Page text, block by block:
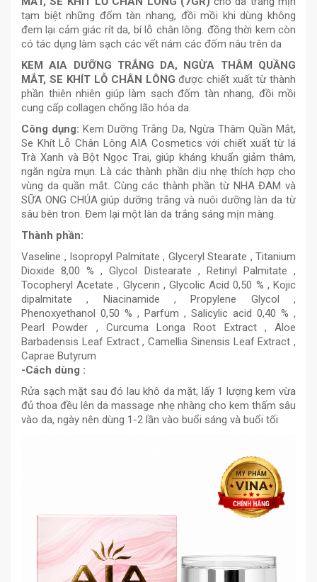
tạm biệt những đốm tàn nhang, đồi mồi khi dùng không
đem lại cảm giác rít da, bí lỗ chân lông. đồng thời kem còn
có tác dụng làm sạch các vết nám các đốm nâu trên da
KEM AIA DƯỠNG TRẮNG DA, NGỪA THÂM QUẦNG
MẮT, SE KHÍT LỖ CHÂN LÔNG được chiết xuất từ thành
phần thiên nhiên giúp làm sạch đốm tàn nhang, đồi mồi
cung cấp collagen chống lão hóa da.
Công dụng: Kem Dưỡng Trắng Da, Ngừa Thâm Quần Mắt,
Se Khít Lỗ Chân Lông AIA Cosmetics với chiết xuất từ lá
Trà Xanh và Bột Ngọc Trai, giúp kháng khuẩn giảm thâm,
ngăn ngừa mụn. Là các thành phần dịu nhẹ thích hợp cho
vùng da quần mắt. Cùng các thành phần từ NHA ĐAM và
SỮA ONG CHÚA giúp dưỡng trắng và nuôi dưỡng làn da từ
sâu bên tron. Đem lại một làn da trắng sáng mịn màng.
Thành phần:
Vaseline , Isopropyl Palmitate , Glyceryl Stearate , Titanium
Dioxide 8,00 % , Glycol Distearate , Retinyl Palmitate ,
Tocopheryl Acetate , Glycerin , Glycolic Acid 0,50 % , Kojic
dipalmitate , Niacinamide , Propylene Glycol ,
Phenoxyethanol 0,50 % , Parfum , Salicylic acid 0,40 % ,
Pearl Powder , Curcuma Longa Root Extract , Aloe
Barbadensis Leaf Extract , Camellia Sinensis Leaf Extract ,
Caprae Butyrum
-Cách dùng :
Rửa sạch mặt sau đó lau khô da mặt, lấy 1 lượng kem vừa
đủ thoa đều lên da massage nhẹ nhàng cho kem thấm sâu
vào da, ngày nên dùng 1-2 lần vào buổi sáng và buổi tối